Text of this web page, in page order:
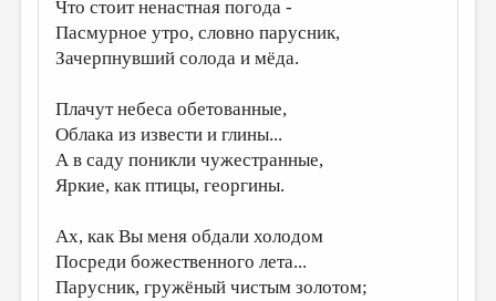
Что стоит ненастная погода -
Пасмурное утро, словно парусник,
Зачерпнувший солода и мёда.
Плачут небеса обетованные,
Облака из извести и глины...
А в саду поникли чужестранные,
Яркие, как птицы, георгины.
Ах, как Вы меня обдали холодом
Посреди божественного лета...
Парусник, гружёный чистым золотом;